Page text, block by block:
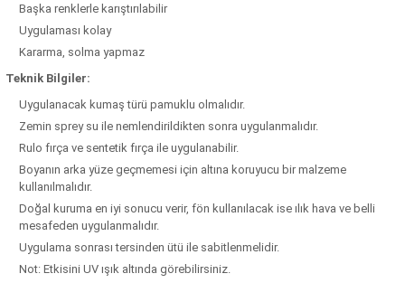
Başka renklerle karıştırılabilir
Uygulaması kolay
Kararma, solma yapmaz
Teknik Bilgiler:
Uygulanacak kumaş türü pamuklu olmalıdır.
Zemin sprey su ile nemlendirildikten sonra uygulanmalıdır.
Rulo fırça ve sentetik fırça ile uygulanabilir.
Boyanın arka yüze geçmemesi için altına koruyucu bir malzeme
kullanılmalıdır.
Doğal kuruma en iyi sonucu verir, fön kullanılacak ise ılık hava ve belli
mesafeden uygulanmalıdır.
Uygulama sonrası tersinden ütü ile sabitlenmelidir.
Not: Etkisini UV ışık altında görebilirsiniz.